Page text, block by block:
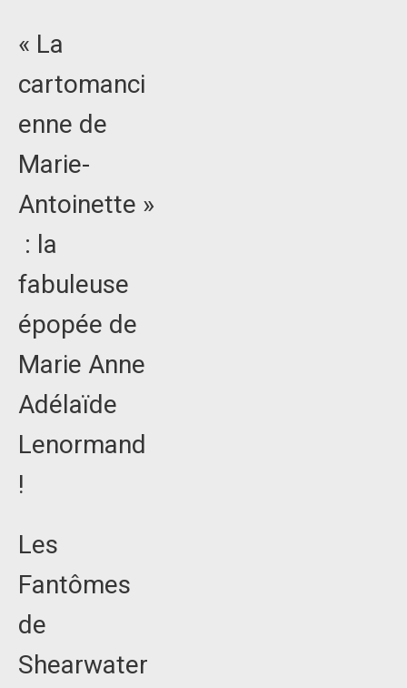
« La
cartomanci
enne de
Marie-
Antoinette »
: la
fabuleuse
épopée de
Marie Anne
Adélaïde
Lenormand
!
Les
Fantômes
de
Shearwater